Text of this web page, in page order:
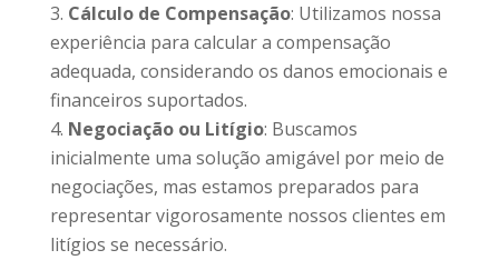
Cálculo de Compensação: Utilizamos nossa
experiência para calcular a compensação
adequada, considerando os danos emocionais e
financeiros suportados.
Negociação ou Litígio: Buscamos
inicialmente uma solução amigável por meio de
negociações, mas estamos preparados para
representar vigorosamente nossos clientes em
litígios se necessário.